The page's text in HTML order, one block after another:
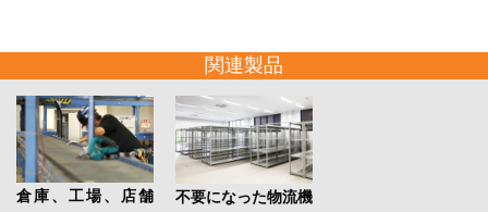
関連製品
倉庫、工場、店舗
不要になった物流機